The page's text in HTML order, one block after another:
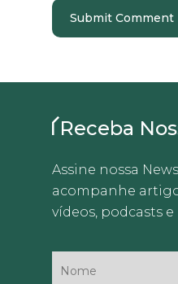
Receba
Assine nossa
acompanhe
vídeos, podcasts